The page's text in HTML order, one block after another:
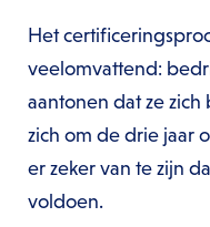
Het
veelomvattend:
aantonen dat ze
zich om de drie jaar
er zeker van te zijn
voldoen.